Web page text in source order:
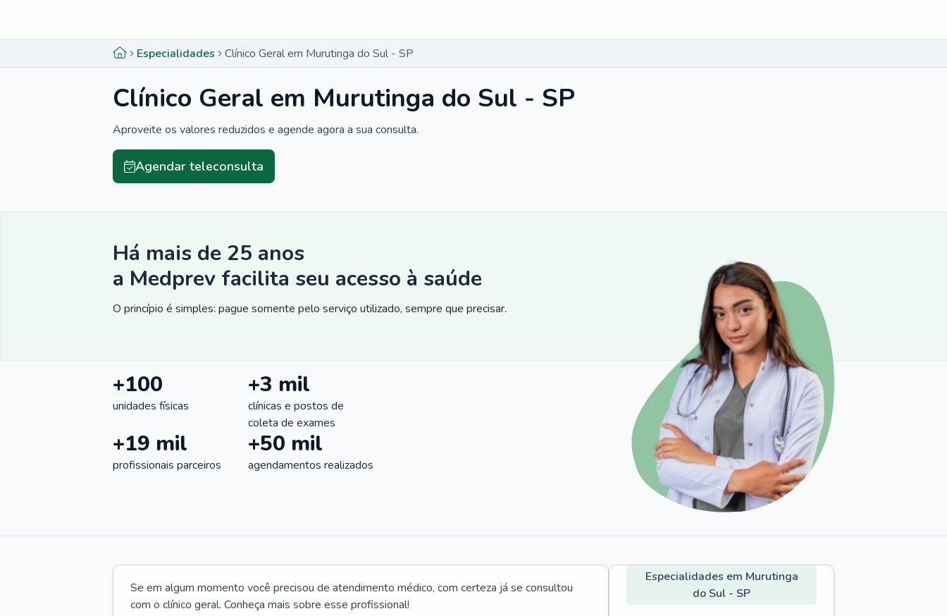
Especialidades Clínico Geral em Murutinga do Sul - SP
Clínico Geral em Murutinga do Sul - SP
Aproveite os valores reduzidos e agende agora a sua consulta.
Agendar teleconsulta
Há mais de 25 anos
a Medprev facilita seu acesso à saúde
O princípio é simples: pague somente pelo serviço utilizado, sempre que precisar.
+100
unidades físicas
+3 mil
clínicas e postos de
coleta de exames
+19 mil
profissionais parceiros
+50 mil
agendamentos realizados
Se em algum momento você precisou de atendimento médico, com certeza já se consultou
com o clínico geral. Conheça mais sobre esse profissional!
Especialidades em Murutinga
do Sul - SP